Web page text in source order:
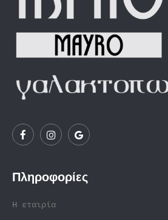
Πληροφορίες
Η εταιρία